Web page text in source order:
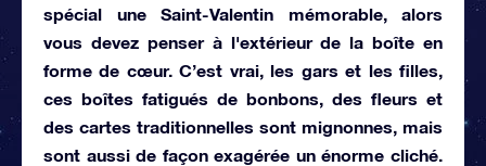
spécial une Saint-Valentin mémorable, alors
vous devez penser à l'extérieur de la boîte en
forme de cœur. C’est vrai, les gars et les filles,
ces boîtes fatigués de bonbons, des fleurs et
des cartes traditionnelles sont mignonnes, mais
sont aussi de façon exagérée un énorme cliché.